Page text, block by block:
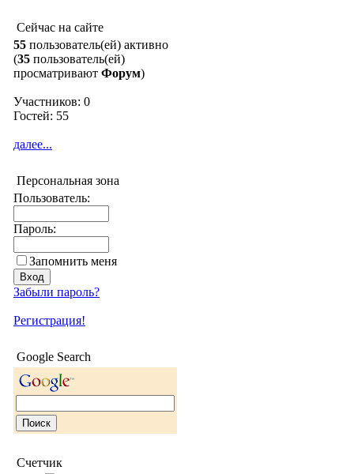
Сейчас на сайте
55 пользователь(ей) активно
(35 пользователь(ей)
просматривают Форум)
Участников: 0
Гостей: 55
далее...
Персональная зона
Пользователь:
Пароль:
Запомнить меня
Забыли пароль?
Регистрация!
Google Search
Счетчик